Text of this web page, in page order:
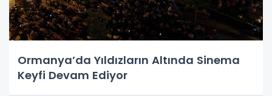
Ormanya’da Yıldızların Altında Sinema
Keyfi Devam Ediyor